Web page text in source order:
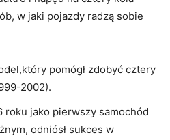
w jaki pojazdy radzą sobie
pomógł zdobyć cztery
2002).
roku jako pierwszy samochód
odniósł sukces w